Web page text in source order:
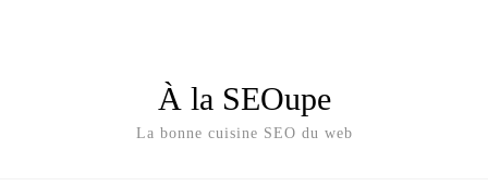
À la SEOupe
La bonne cuisine SEO du web